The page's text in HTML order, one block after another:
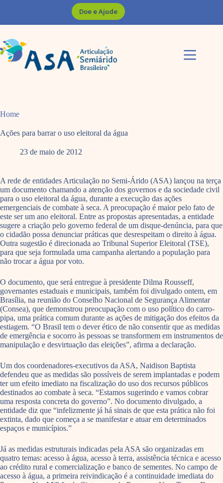
Doe e Ajude
Home
Ações para barrar o uso eleitoral da água
23 de maio de 2012
A rede de entidades Articulação no Semi-Árido (ASA) lançou na terça
um documento chamando a atenção dos governos e da sociedade civil
para o uso eleitoral da água, durante a execução das ações
emergenciais de combate à seca. A preocupação é maior pelo fato de
este ser um ano eleitoral. Entre as propostas apresentadas, a entidade
sugere a criação pelo governo federal de um disque-denúncia, para que
o cidadão possa denunciar práticas que desrespeitam o direito à água.
Outra sugestão é direcionada ao Tribunal Superior Eleitoral (TSE),
para que seja formulada uma campanha alertando a população para
não trocar a água por voto.
O documento, que será entregue à presidente Dilma Rousseff,
governantes estaduais e municipais, também foi divulgado ontem, em
Brasília, na reunião do Conselho Nacional de Segurança Alimentar
(Consea), que demonstrou preocupação com o uso político do carro-
pipa, uma prática comum durante as ações de mitigação dos efeitos da
estiagem. “O Brasil tem o dever ético de não consentir que as medidas
de emergência e socorro às pessoas se transformem em instrumentos de
manipulação e desvirtuação das eleições”, afirma a declaração.
Um dos coordenadores-executivos da ASA, Naidison Baptista
defendeu que as medidas são possíveis de serem implantadas e podem
ter um efeito imediato na fiscalização do uso dos recursos públicos
destinados ao combate à seca. “Estamos sugerindo e vamos cobrar
uma resposta concreta do governo”. No documento divulgado, a
entidade diz que “infelizmente já há sinais de que esta prática não foi
extinta, dado que começa a se manifestar e atuar em determinados
espaços e municípios.”
Já as medidas estruturais indicadas pela ASA são organizadas em
quatro temas: acesso à água, acesso à terra, assistência técnica e acesso
ao crédito rural e comercialização e banco de sementes. No campo de
acesso à água, a primeira reivindicação é a continuidade imediata do